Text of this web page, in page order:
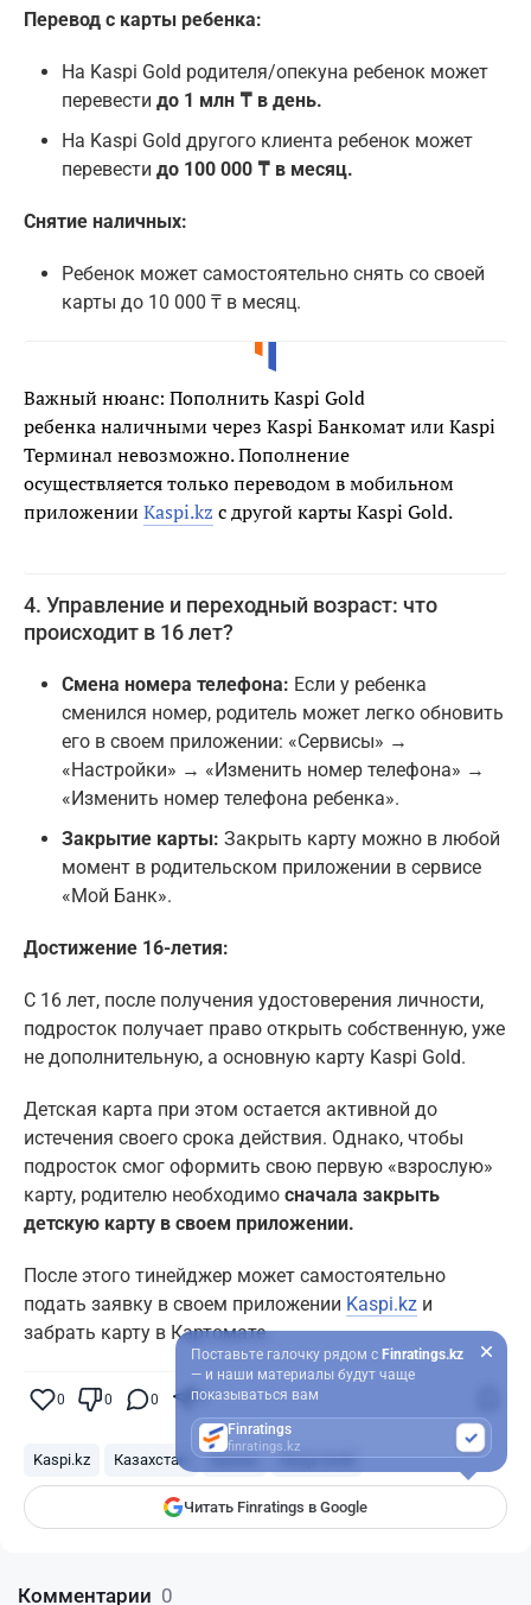
Перевод с карты ребенка:
На Kaspi Gold родителя/опекуна ребенок может
перевести до 1 млн ₸ в день.
На Kaspi Gold другого клиента ребенок может
перевести до 100 000 ₸ в месяц.
Снятие наличных:
Ребенок может самостоятельно снять со своей
карты до 10 000 ₸ в месяц.
Важный нюанс: Пополнить Kaspi Gold
ребенка наличными через Kaspi Банкомат или Kaspi
Терминал невозможно. Пополнение
осуществляется только переводом в мобильном
приложении Kaspi.kz с другой карты Kaspi Gold.
4. Управление и переходный возраст: что
происходит в 16 лет?
Смена номера телефона: Если у ребенка
сменился номер, родитель может легко обновить
его в своем приложении: «Сервисы» →
«Настройки» → «Изменить номер телефона» →
«Изменить номер телефона ребенка».
Закрытие карты: Закрыть карту можно в любой
момент в родительском приложении в сервисе
«Мой Банк».
Достижение 16-летия:
С 16 лет, после получения удостоверения личности,
подросток получает право открыть собственную, уже
не дополнительную, а основную карту Kaspi Gold.
Детская карта при этом остается активной до
истечения своего срока действия. Однако, чтобы
подросток смог оформить свою первую «взрослую»
карту, родителю необходимо сначала закрыть
детскую карту в своем приложении.
После этого тинейджер может самостоятельно
подать заявку в своем приложении Kaspi.kz и
забрать карту в Картомате.
0 0 0 0
Kaspi.kz Казахстан Банки Kaspi Gold
Читать Finratings в Google
Поставьте галочку рядом с Finratings.kz
— и наши материалы будут чаще
показываться вам
Finratings
finratings.kz
Комментарии 0